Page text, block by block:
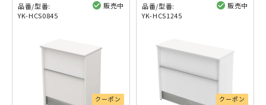
品番/型番:
YK-HCS0845
販売中
クーポン
品番/型番:
YK-HCS1245
販売中
クーポン